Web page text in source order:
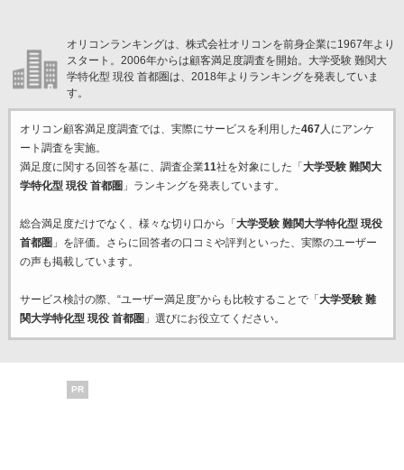
オリコンランキングは、株式会社オリコンを前身企業に1967年より
スタート。2006年からは顧客満足度調査を開始。大学受験 難関大
学特化型 現役 首都圏は、2018年よりランキングを発表していま
す。
オリコン顧客満足度調査では、実際にサービスを利用した467人にアンケ
ート調査を実施。
満足度に関する回答を基に、調査企業11社を対象にした「 大学受験 難関大
学特化型 現役 首都圏 」ランキングを発表しています。
総合満足度だけでなく、様々な切り口から「 大学受験 難関大学特化型 現役
首都圏 」を評価。さらに回答者の口コミや評判といった、実際のユーザー
の声も掲載しています。
サービス検討の際、“ユーザー満足度”からも比較することで「 大学受験 難
関大学特化型 現役 首都圏 」選びにお役立てください。
PR